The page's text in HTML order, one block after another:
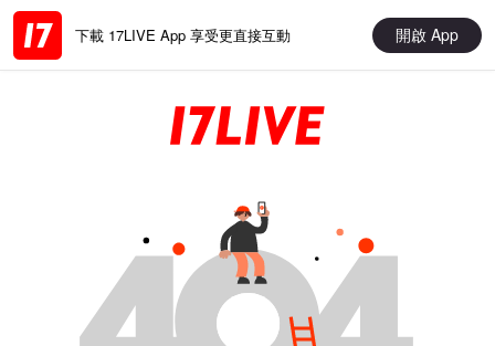
下載 17LIVE App 享受更直接互動 開啟 App